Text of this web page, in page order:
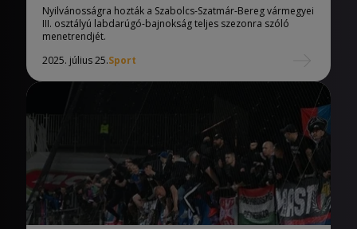
Nyilvánosságra hozták a Szabolcs-Szatmár-Bereg vármegyei
III. osztályú labdarúgó-bajnokság teljes szezonra szóló
menetrendjét.
2025. július 25.Sport